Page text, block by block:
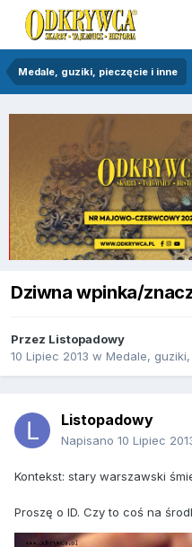
Medale, guziki, pieczęcie i inne
Dziwna wpinka/
Przez Listopadowy
10 Lipiec 2013 w Medale,
Listopadowy
Napisano 10 Lipiec
Kontekst: stary warszawski
Proszę o ID. Czy to coś na